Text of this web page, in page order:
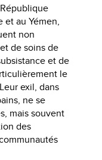
et au Yémen,
non
de soins de
et de
le
exil, dans
ne se
mais souvent
des